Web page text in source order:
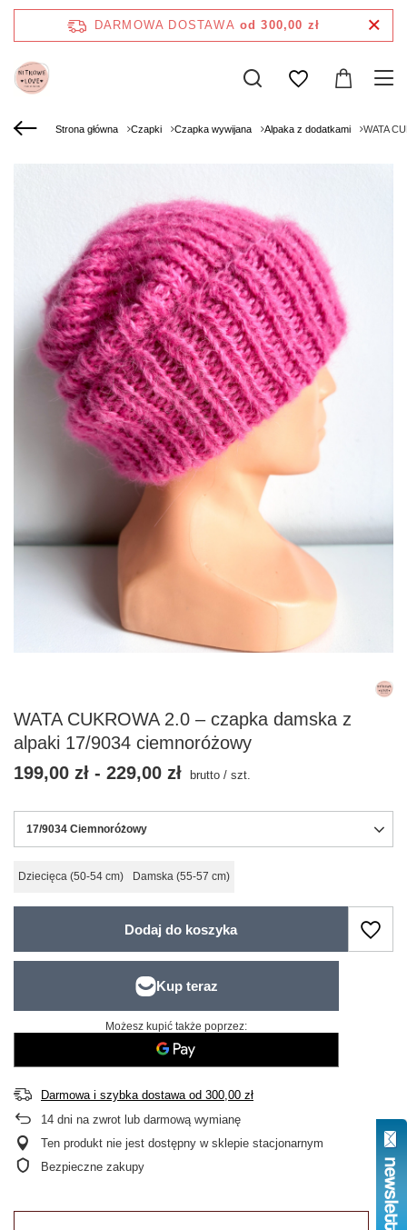
DARMOWA DOSTAWA od 300,00 zł
Strona główna Czapki Czapka wywijana Alpaka z dodatkami WATA
WATA CUKROWA 2.0 – czapka damska z
alpaki 17/9034 ciemnoróżowy
17/9034 Ciemnoróżowy
Dziecięca (50-54 cm) Damska (55-57 cm)
199,00 zł - 229,00 zł brutto / szt.
Dodaj do koszyka
Możesz kupić także poprzez:
Darmowa i szybka dostawaod 300,00 zł
14 dni na zwrot lub darmową wymianę
Ten produkt nie jest dostępny w sklepie stacjonarnym
Bezpieczne zakupy